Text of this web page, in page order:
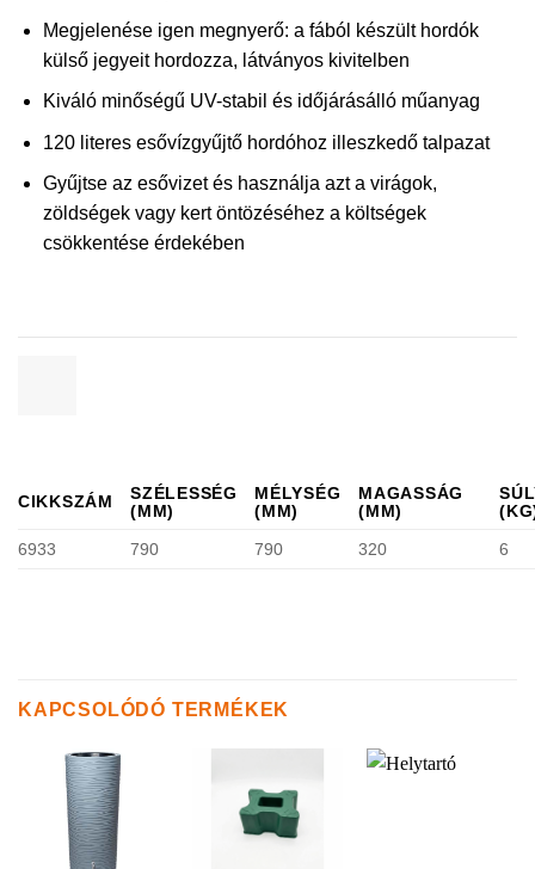
Megjelenése igen megnyerő: a fából készült hordók
külső jegyeit hordozza, látványos kivitelben
Kiváló minőségű UV-stabil és időjárásálló műanyag
120 literes esővízgyűjtő hordóhoz illeszkedő talpazat
Gyűjtse az esővizet és használja azt a virágok,
zöldségek vagy kert öntözéséhez a költségek
csökkentése érdekében
CIKKSZÁM
SZÉLESSÉG
(MM)
MÉLYSÉG
(MM)
MAGASSÁG
(MM)
6933
790 790 320 6
KAPCSOLÓDÓ TERMÉKEK